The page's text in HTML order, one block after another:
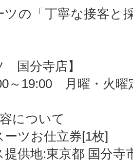
ツの「丁寧な接客と
国分寺店】
～19:00 月曜・火曜
について
ーツお仕立券[1枚]
供地:東京都 国分寺